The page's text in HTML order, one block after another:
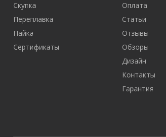
Скупка
Переплавка
Пайка
Сертификаты
Оплата
Статьи
Отзывы
Обзоры
Дизайн
Контакты
Гарантия